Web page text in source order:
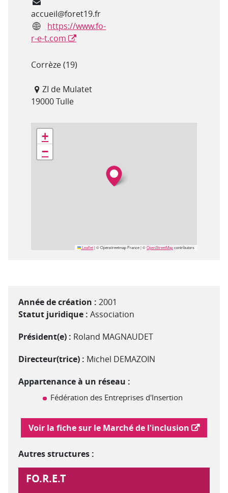
accueil@foret19.fr
Site internet
https://www.fo-
r-e-t.com
Département(s)
Corrèze (19)
ZI de Mulatet
19000 Tulle
Géolocalisation
+
−
Leaflet|© Openstreetmap France | ©OpenStreetMapcontributors
Année de création : 2001
Statut juridique : Association
Président(e) : Roland MAGNAUDET
Directeur(trice) : Michel DEMAZOIN
Appartenance à un réseau :
Fédération des Entreprises d'Insertion
Lien vers le marché de l'inclusion
Voir la fiche sur le Marché de l'inclusion
Autres structures :
FO.R.E.T